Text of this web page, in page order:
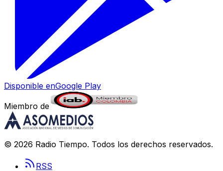
Disponible enGoogle Play
Miembro de
© 2026 Radio Tiempo. Todos los derechos reservados.
RSS